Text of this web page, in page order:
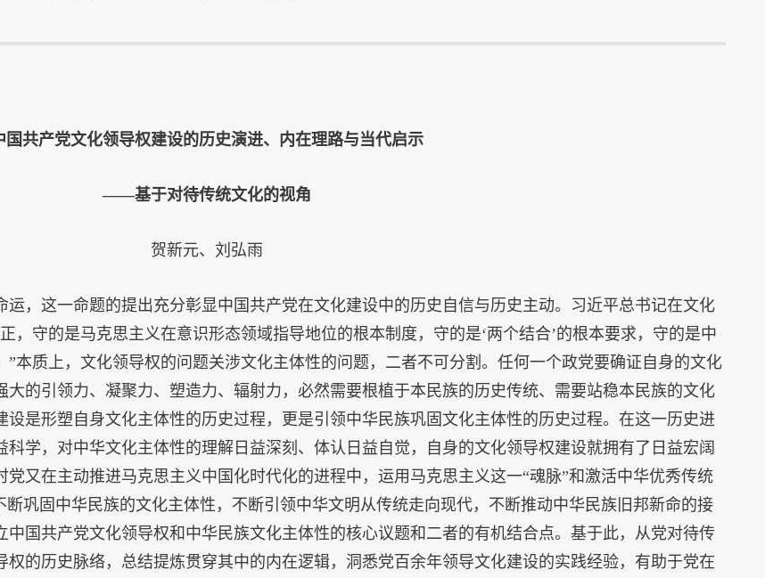
国共产党文化领导权建设的历史演进、内在理路与当代启示
——基于对待传统文化的视角
贺新元、刘弘雨
，这一命题的提出充分彰显中国共产党在文化建设中的历史自信与历史主动。习近平总书记在文化
，守的是马克思主义在意识形态领域指导地位的根本制度，守的是‘两个结合’的根本要求，守的是中
本质上，文化领导权的问题关涉文化主体性的问题，二者不可分割。任何一个政党要确证自身的文化
的引领力、凝聚力、塑造力、辐射力，必然需要根植于本民族的历史传统、需要站稳本民族的文化
是形塑自身文化主体性的历史过程，更是引领中华民族巩固文化主体性的历史过程。在这一历史进
学，对中华文化主体性的理解日益深刻、体认日益自觉，自身的文化领导权建设就拥有了日益宏阔
又在主动推进马克思主义中国化时代化的进程中，运用马克思主义这一“魂脉”和激活中华优秀传统
巩固中华民族的文化主体性，不断引领中华文明从传统走向现代，不断推动中华民族旧邦新命的接
国共产党文化领导权和中华民族文化主体性的核心议题和二者的有机结合点。基于此，从党对待传
的历史脉络，总结提炼贯穿其中的内在逻辑，洞悉党百余年领导文化建设的实践经验，有助于党在